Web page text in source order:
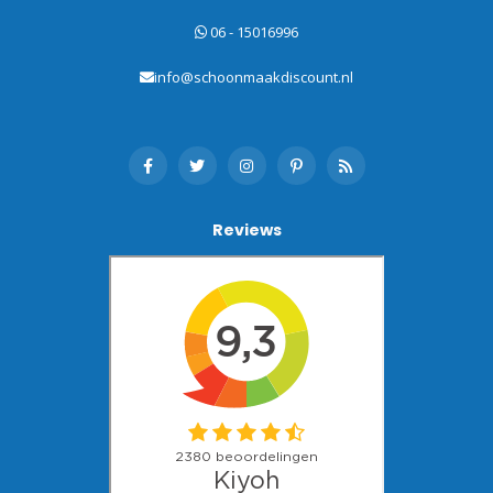
06 - 15016996
info@schoonmaakdiscount.nl
Reviews